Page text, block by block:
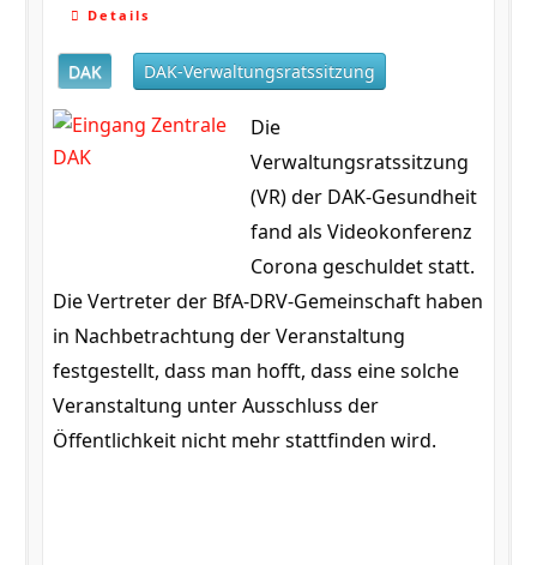
Details
DAK DAK-Verwaltungsratssitzung
Die
Verwaltungsratssitzung
(VR) der DAK-Gesundheit
fand als Videokonferenz
Corona geschuldet statt.
Die Vertreter der BfA-DRV-Gemeinschaft haben
in Nachbetrachtung der Veranstaltung
festgestellt, dass man hofft, dass eine solche
Veranstaltung unter Ausschluss der
Öffentlichkeit nicht mehr stattfinden wird.